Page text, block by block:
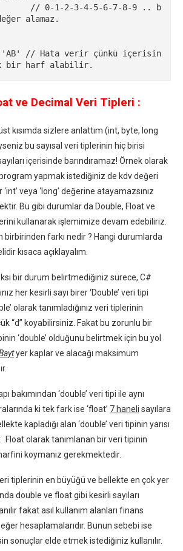
alamaz.
'AB' // Hata verir çünkü içerisin
bir harf alabilir.
ve Decimal Veri Tipleri :
kısımda sizlere anlattım (int, byte, long
bu sayısal veri tiplerinin hiç birisi
içerisinde barındıramaz! Örnek olarak
yapmak istediğiniz de kdv değeri
veya ‘long’ değerine atayamazsınız
Bu gibi durumlar da Double, Float ve
kullanarak işlemimize devam edebiliriz.
birbirinden farkı nedir ? Hangi durumlarda
kısaca açıklayalım.
bir durum belirtmediğiniz sürece, C#
her kesirli sayı birer ‘Double’ veri tipi
olarak tanımladığınız veri tiplerinin
“d” koyabilirsiniz. Fakat bu zorunlu bir
‘double’ olduğunu belirtmek için bu yol
yer kaplar ve alacağı maksimum
bakımından ‘double’ veri tipi ile aynı
ki tek fark ise ‘float’ 7 haneli sayılara
kapladığı alan ‘double’ veri tipinin yarısı
Float olarak tanımlanan bir veri tipinin
koymanız gerekmektedir.
tiplerinin en büyüğü ve bellekte en çok yer
double ve float gibi kesirli sayıları
fakat asıl kullanım alanları finans
hesaplamalarıdır. Bunun sebebi ise
sonuçlar elde etmek istediğiniz kullanılır.